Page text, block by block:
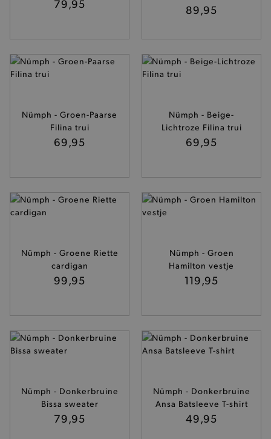
79,95 89,95
Nümph - Groen-Paarse
Filina trui
69,95
Nümph - Beige-
Lichtroze Filina trui
69,95
Nümph - Groene Riette
cardigan
99,95
Nümph - Groen
Hamilton vestje
119,95
Nümph - Donkerbruine
Bissa sweater
79,95
Nümph - Donkerbruine
Ansa Batsleeve T-shirt
49,95